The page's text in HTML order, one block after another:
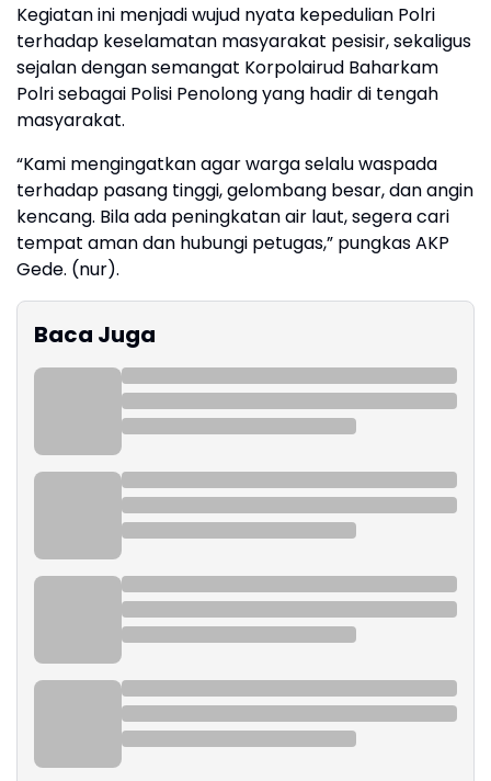
Kegiatan ini menjadi wujud nyata kepedulian Polri
terhadap keselamatan masyarakat pesisir, sekaligus
sejalan dengan semangat Korpolairud Baharkam
Polri sebagai Polisi Penolong yang hadir di tengah
masyarakat.
“Kami mengingatkan agar warga selalu waspada
terhadap pasang tinggi, gelombang besar, dan angin
kencang. Bila ada peningkatan air laut, segera cari
tempat aman dan hubungi petugas,” pungkas AKP
Gede. (nur).
Baca Juga